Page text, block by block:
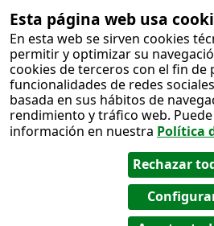
Esta página web usa
En esta web se sirven cookies
permitir y optimizar su
cookies de terceros con el fin de
funcionalidades de redes
basada en sus hábitos de
rendimiento y tráfico web.
información en nuestra Política